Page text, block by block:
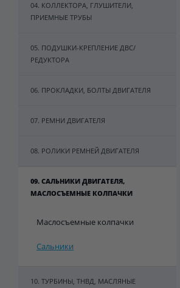
04. КОЛЛЕКТОРА, ГЛУШИТЕЛИ,
ПРИЕМНЫЕ ТРУБЫ
05. ПОДУШКИ-КРЕПЛЕНИЕ ДВС/
РЕДУКТОРА
06. ПРОКЛАДКИ, БОЛТЫ ДВИГАТЕЛЯ
07. РЕМНИ ДВИГАТЕЛЯ
08. РОЛИКИ РЕМНЕЙ ДВИГАТЕЛЯ
09. САЛЬНИКИ ДВИГАТЕЛЯ,
МАСЛОСЪЕМНЫЕ КОЛПАЧКИ
Маслосъемные колпачки
Сальники
10. ТУРБИНЫ, ТНВД, МАСЛЯНЫЕ